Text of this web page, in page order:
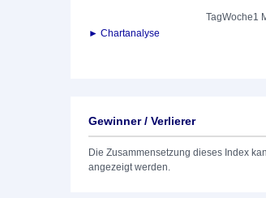
TagWoche1
► Chartanalyse
Gewinner / Verlierer
Die Zusammensetzung dieses Index
angezeigt werden.